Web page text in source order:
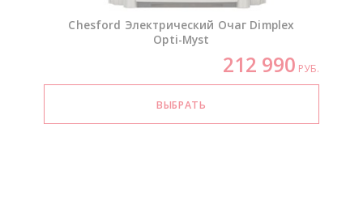
Chesford Электрический Очаг Dimplex
Opti-Myst
212 990 РУБ.